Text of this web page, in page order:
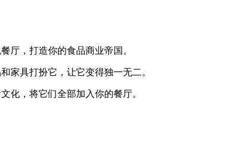
厅，打造你的食品商业帝国。
家具打扮它，让它变得独一无二。
化，将它们全部加入你的餐厅。